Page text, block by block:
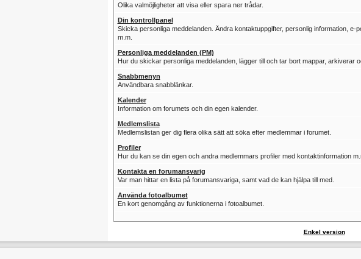
Olika valmöjligheter att visa eller spara ner trådar.
Din kontrollpanel
Skicka personliga meddelanden. Ändra kontaktuppgifter, personlig information, e-
m.m.
Personliga meddelanden (PM)
Hur du skickar personliga meddelanden, lägger till och tar bort mappar, arkiverar
Snabbmenyn
Användbara snabblänkar.
Kalender
Information om forumets och din egen kalender.
Medlemslista
Medlemslistan ger dig flera olika sätt att söka efter medlemmar i forumet.
Profiler
Hur du kan se din egen och andra medlemmars profiler med kontaktinformation
Kontakta en forumansvarig
Var man hittar en lista på forumansvariga, samt vad de kan hjälpa till med.
Använda fotoalbumet
En kort genomgång av funktionerna i fotoalbumet.
Enkel version